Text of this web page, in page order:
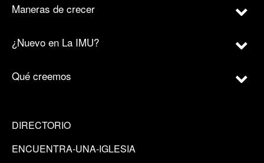
Maneras de crecer
¿Nuevo en La IMU?
Qué creemos
DIRECTORIO
ENCUENTRA-UNA-IGLESIA